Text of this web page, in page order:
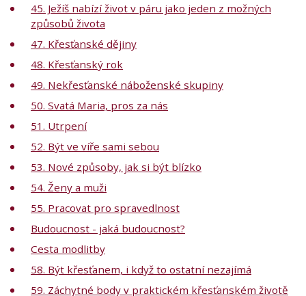
45. Ježíš nabízí život v páru jako jeden z možných
způsobů života
47. Křesťanské dějiny
48. Křesťanský rok
49. Nekřesťanské náboženské skupiny
50. Svatá Maria, pros za nás
51. Utrpení
52. Být ve víře sami sebou
53. Nové způsoby, jak si být blízko
54. Ženy a muži
55. Pracovat pro spravedlnost
Budoucnost - jaká budoucnost?
Cesta modlitby
58. Být křesťanem, i když to ostatní nezajímá
59. Záchytné body v praktickém křesťanském životě